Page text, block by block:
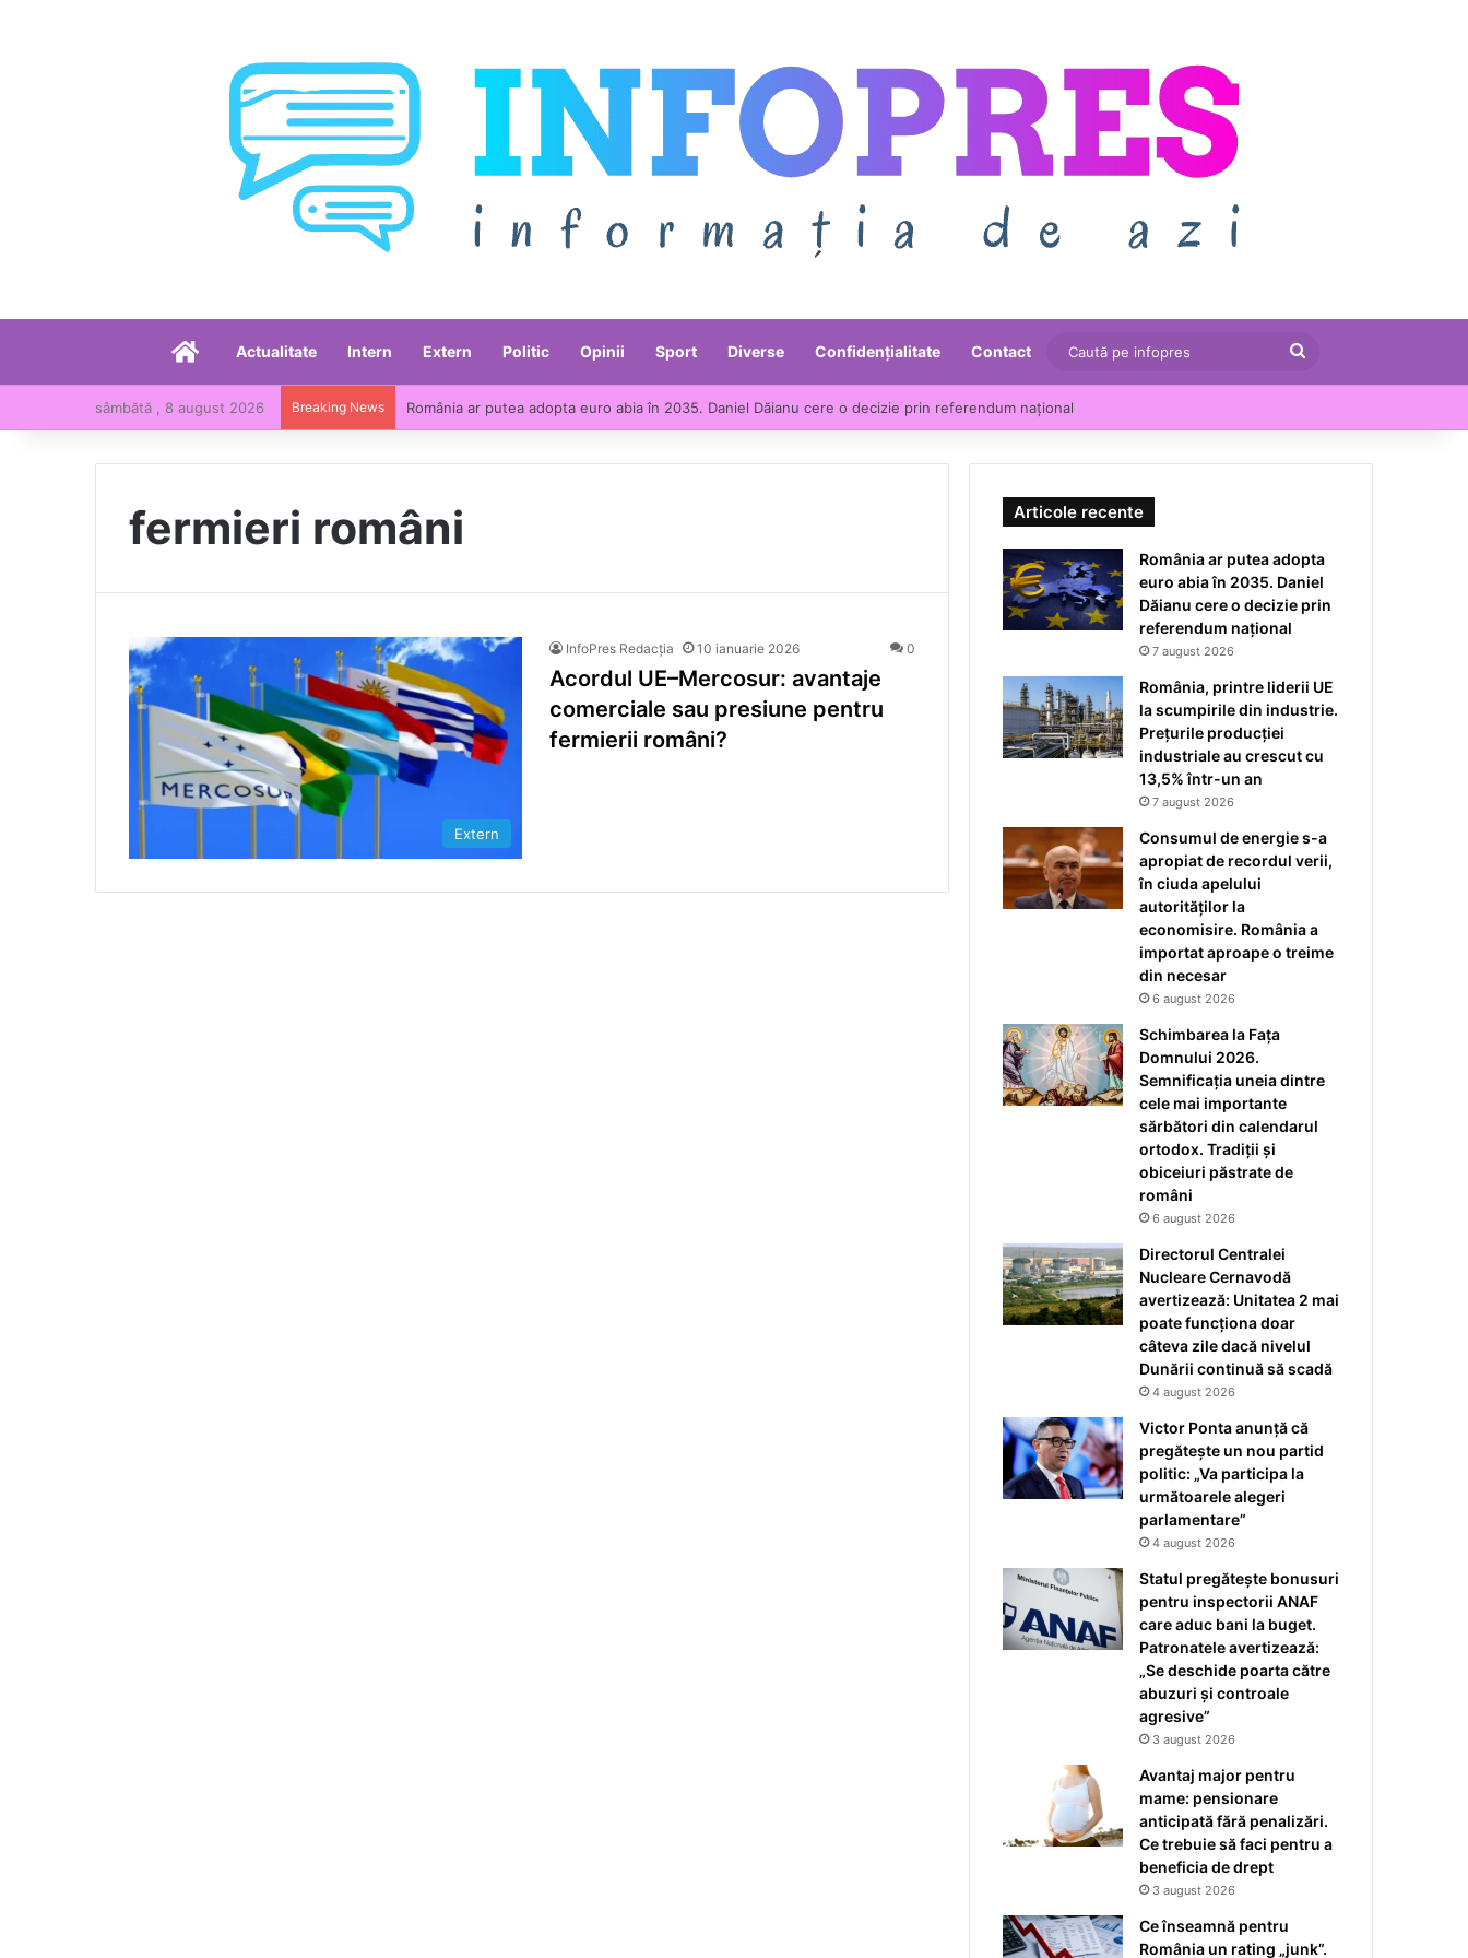
AcasăActualitate Intern Extern Politic Opinii Sport Diverse Confidențialitate Contact
Caută
pe
infopres
sâmbătă , 8 august 2026 Breaking News România ar putea adopta euro abia în 2035. Daniel Dăianu cere o decizie prin referendum național
fermieri români
Extern
InfoPres Redacția 10 ianuarie 2026 0
Acordul UE–Mercosur: avantaje
comerciale sau presiune pentru
fermierii români?
Articole recente
România ar putea adopta
euro abia în 2035. Daniel
Dăianu cere o decizie prin
referendum național
7 august 2026
România, printre liderii UE
la scumpirile din industrie.
Prețurile producției
industriale au crescut cu
13,5% într-un an
7 august 2026
Consumul de energie s-a
apropiat de recordul verii,
în ciuda apelului
autorităților la
economisire. România a
importat aproape o treime
din necesar
6 august 2026
Schimbarea la Fața
Domnului 2026.
Semnificația uneia dintre
cele mai importante
sărbători din calendarul
ortodox. Tradiții și
obiceiuri păstrate de
români
6 august 2026
Directorul Centralei
Nucleare Cernavodă
avertizează: Unitatea 2 mai
poate funcționa doar
câteva zile dacă nivelul
Dunării continuă să scadă
4 august 2026
Victor Ponta anunță că
pregătește un nou partid
politic: „Va participa la
următoarele alegeri
parlamentare”
4 august 2026
Statul pregătește bonusuri
pentru inspectorii ANAF
care aduc bani la buget.
Patronatele avertizează:
„Se deschide poarta către
abuzuri și controale
agresive”
3 august 2026
Avantaj major pentru
mame: pensionare
anticipată fără penalizări.
Ce trebuie să faci pentru a
beneficia de drept
3 august 2026
Ce înseamnă pentru
România un rating „junk”.